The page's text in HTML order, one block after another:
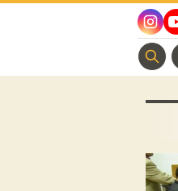
youtube
instagram
مسيحية